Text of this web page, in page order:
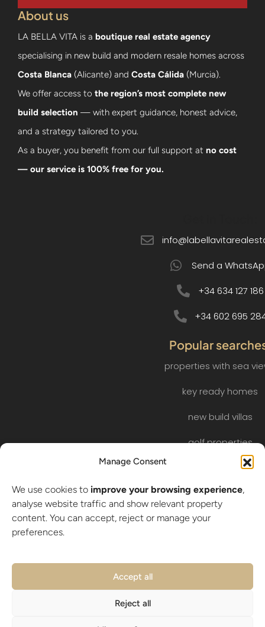
Manage Consent
We use cookies to improve your browsing experience,
analyse website traffic and show relevant property
content. You can accept, reject or manage your
preferences.
Accept all
Reject all
About us
LA BELLA VITA is a boutique real estate agency
specialising in new build and modern resale homes across
Costa Blanca (Alicante) and Costa Cálida (Murcia).
We offer access to the region’s most complete new
build selection — with expert guidance, honest advice,
and a strategy tailored to you.
As a buyer, you benefit from our full support at no cost
— our service is 100% free for you.
Send a
+34 634 127 186
+34 602 695
Popular
properties with sea
key ready homes
new build villas
golf properties
EN ES NL FR
RU
© 2026 LA BELLA VITA Real Estate S.L. | CIF B-56318512 | All
rights reserved |
Privacy Policy
Legal
Notice|sitemap